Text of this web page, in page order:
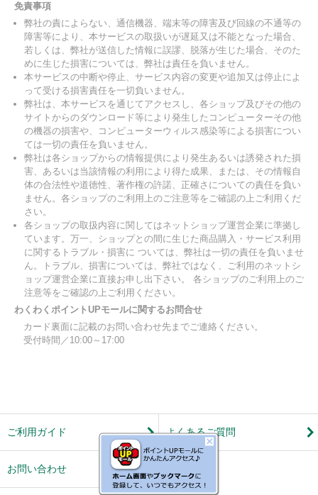
免責事項
弊社の責によらない、通信機器、端末等の障害及び回線の不通等の
障害等により、本サービスの取扱いが遅延又は不能となった場合、
若しくは、弊社が送信した情報に誤謬、脱落が生じた場合、そのた
めに生じた損害については、弊社は責任を負いません。
本サービスの中断や停止、サービス内容の変更や追加又は停止によ
って受ける損害責任を一切負いません。
弊社は、本サービスを通じてアクセスし、各ショップ及びその他の
サイトからのダウンロード等により発生したコンピューターその他
の機器の損害や、コンピューターウィルス感染等による損害につい
ては一切の責任を負いません。
弊社は各ショップからの情報提供により発生あるいは誘発された損
害、あるいは当該情報の利用により得た成果、または、その情報自
体の合法性や道徳性、著作権の許諾、正確さについての責任を負い
ません。各ショップのご利用上のご注意等をご確認の上ご利用くだ
さい。
各ショップの取扱内容に関してはネットショップ運営企業に準拠し
ています。万一、ショップとの間に生じた商品購入・サービス利用
に関するトラブル・損害に ついては、弊社は一切の責任を負いませ
ん。トラブル、損害については、弊社ではなく、ご利用のネットシ
ョップ運営企業に直接お申し出下さい。 各ショップのご利用上のご
注意等をご確認の上ご利用ください。
わくわくポイントUPモールに関するお問合せ
カード裏面に記載のお問い合わせ先までご連絡ください。
受付時間／10:00～17:00
ご利用ガイド よくあるご質問
お問い合わせ